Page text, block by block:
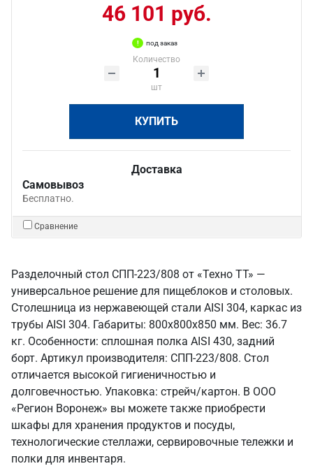
46 101 руб.
под заказ
Количество
шт
КУПИТЬ
Доставка
Самовывоз
Бесплатно.
Сравнение
Разделочный стол СПП-223/808 от «Техно ТТ» —
универсальное решение для пищеблоков и столовых.
Столешница из нержавеющей стали AISI 304, каркас из
трубы AISI 304. Габариты: 800x800x850 мм. Вес: 36.7
кг. Особенности: сплошная полка AISI 430, задний
борт. Артикул производителя: СПП-223/808. Стол
отличается высокой гигиеничностью и
долговечностью. Упаковка: стрейч/картон. В ООО
«Регион Воронеж» вы можете также приобрести
шкафы для хранения продуктов и посуды,
технологические стеллажи, сервировочные тележки и
полки для инвентаря.